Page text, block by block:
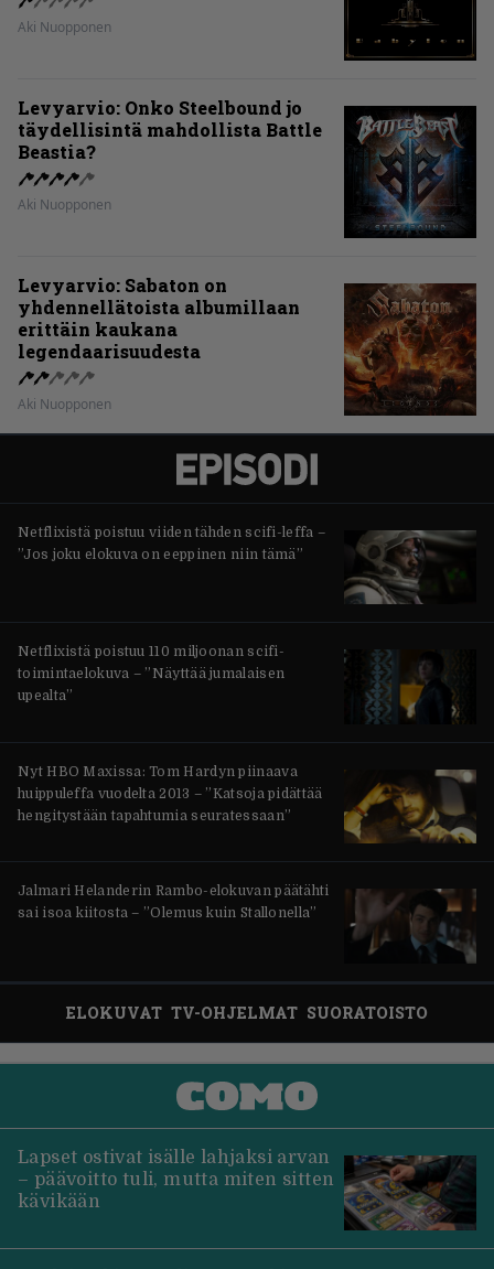
Aki Nuopponen
Levyarvio: Onko Steelbound jo
täydellisintä mahdollista Battle
Beastia?
Aki Nuopponen
Levyarvio: Sabaton on
yhdennellätoista albumillaan
erittäin kaukana
legendaarisuudesta
Aki Nuopponen
Netflixistä poistuu viiden tähden scifi-leffa –
”Jos joku elokuva on eeppinen niin tämä”
Netflixistä poistuu 110 miljoonan scifi-
toimintaelokuva – ”Näyttää jumalaisen
upealta”
Nyt HBO Maxissa: Tom Hardyn piinaava
huippuleffa vuodelta 2013 – ”Katsoja pidättää
hengitystään tapahtumia seuratessaan”
Jalmari Helanderin Rambo-elokuvan päätähti
sai isoa kiitosta – ”Olemus kuin Stallonella”
ELOKUVAT TV-OHJELMAT SUORATOISTO
Lapset ostivat isälle lahjaksi arvan
– päävoitto tuli, mutta miten sitten
kävikään